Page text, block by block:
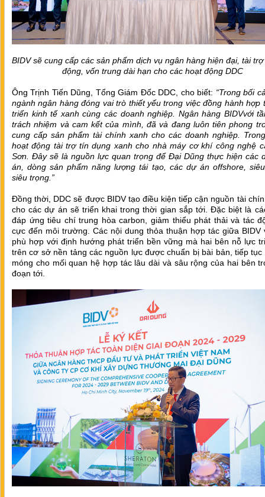
BIDV sẽ cung cấp các sản phẩm dịch vụ ngân hàng hiện đại, tài
động, vốn trung dài hạn cho các hoạt động DDC
Ông Trịnh Tiến Dũng, Tổng Giám Đốc DDC, cho biết: “Trong bối
ngành ngân hàng đóng vai trò thiết yếu trong việc đồng hành hợp
triển kinh tế xanh cùng các doanh nghiệp. Ngân hàng BIDVvới
trách nhiệm và cam kết của mình, đã và đang luôn tiên phong
cung cấp sản phẩm tài chính xanh cho các doanh nghiệp.
hoạt động tài trợ tín dụng xanh cho nhà máy cơ khí công nghệ
Sơn. Đây sẽ là nguồn lực quan trọng để Đại Dũng thực hiện các
án, dòng sản phẩm năng lượng tái tạo, các dự án offshore,
siêu trọng.”
Đồng thời, DDC sẽ được BIDV tạo điều kiện tiếp cận nguồn tài
cho các dự án sẽ triển khai trong thời gian sắp tới. Đặc biệt là
đáp ứng tiêu chí trung hòa carbon, giảm thiểu phát thải và tác
cực đến môi trường. Các nội dung thỏa thuận hợp tác giữa BIDV
phù hợp với định hướng phát triển bền vững mà hai bên nỗ lực
trên cơ sở nền tảng các nguồn lực được chuẩn bị bài bản, tiếp tục
móng cho mối quan hệ hợp tác lâu dài và sâu rộng của hai bên
đoạn tới.